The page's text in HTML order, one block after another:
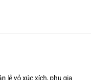
lẻ vỏ xúc xích, phụ gia